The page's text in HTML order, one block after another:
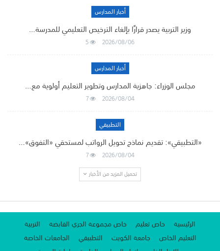
أخبار المدارس
وزير التربية يصدر قرارًا بإلغاء الترخيص التعليمي للمدرسة…
2026/08/06
5
أخبار المدارس
مجلس الوزراء: جاهزية المدارس وتطوير التعليم أولوية مع…
2026/08/04
7
التطبيقي
«التطبيقي»: تقديم نماذج تحويل الرواتب لمستحقي «التفوق»…
2026/08/04
7
تحميل المزيد من الأخبار
الرئيسية خاص تعليم خاص مجموعة الجري القابضة
التربية
التعليم الخاص
جامعة الكويت التطبيقي
الجامعات الخاصة